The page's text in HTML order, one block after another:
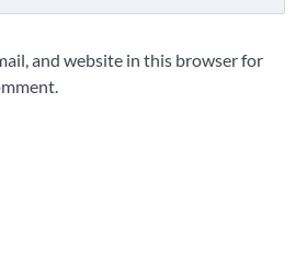
and website in this browser for